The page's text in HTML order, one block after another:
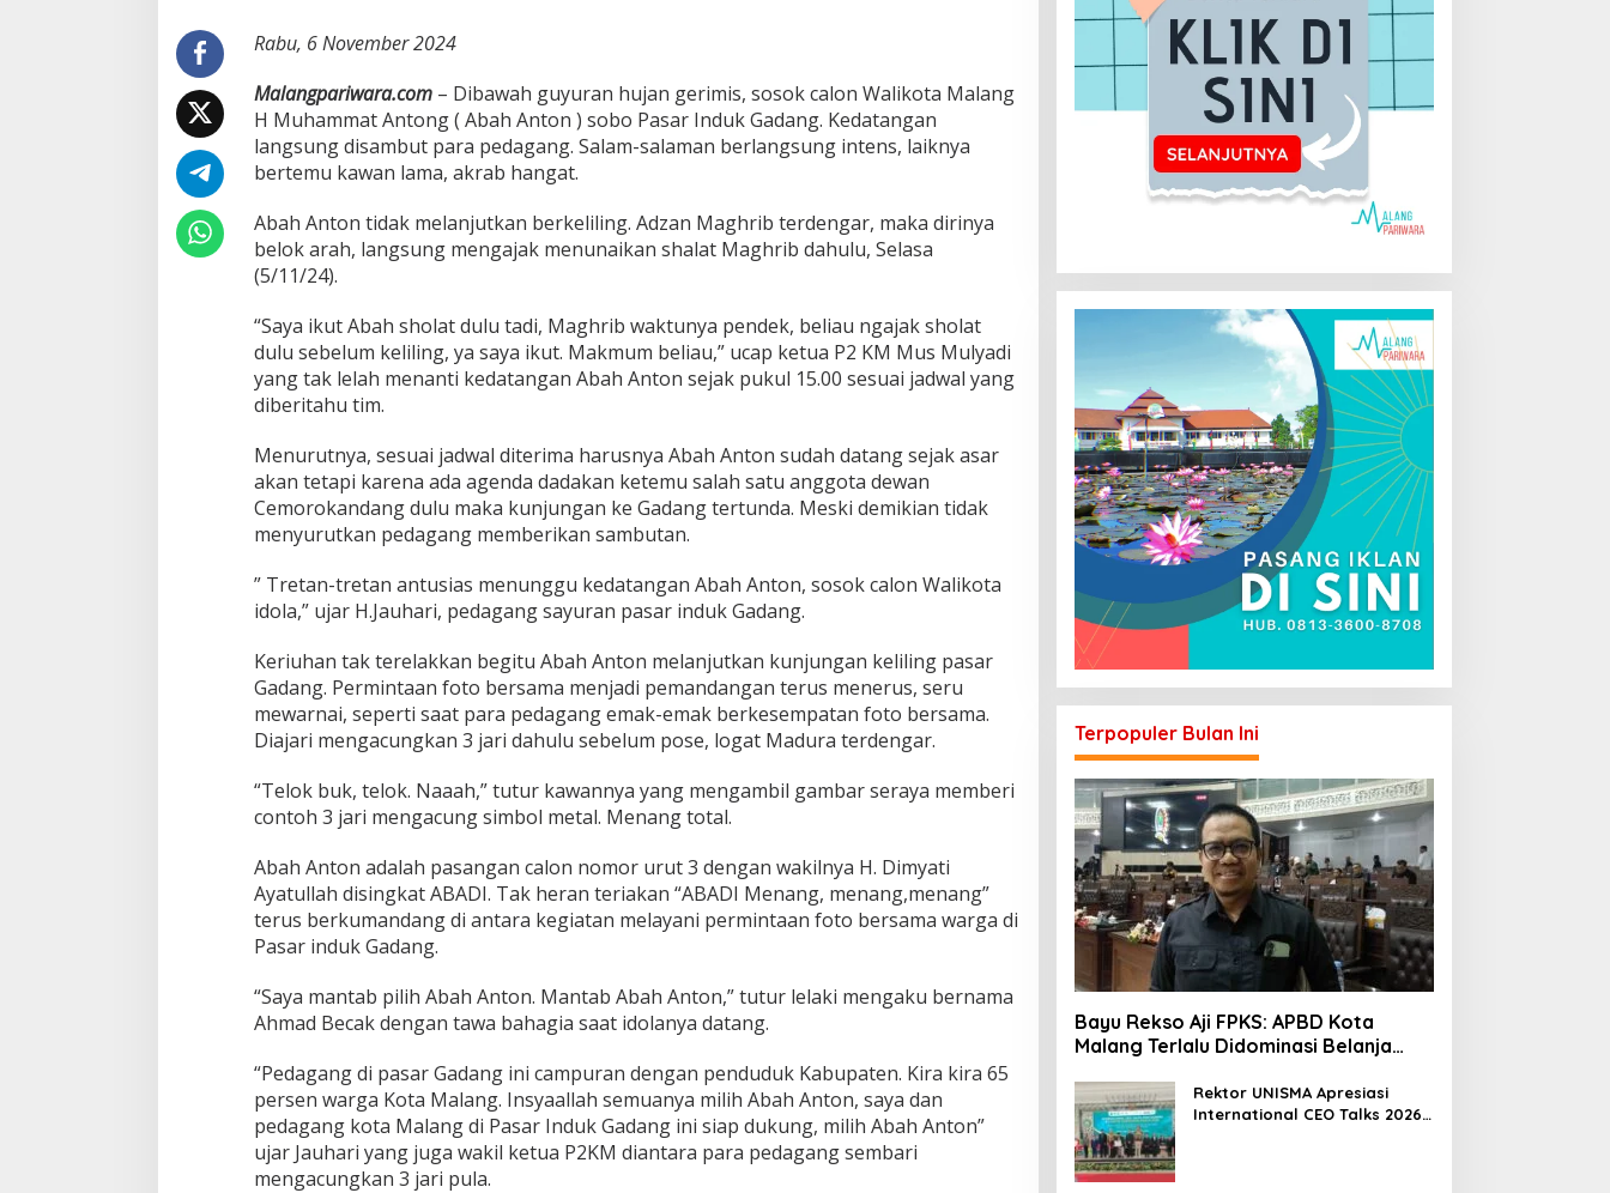
A
n
o
n
C
a
n
k
r
u
i
P
a
s
I
n
d
u
a
d
n
g
P
e
d
g
a
D
u
k
u
A
b
D
i
n
o
3
Rabu, 6 November 2024
Malangpariwara.com– Dibawah guyuran hujan gerimis, sosok calon Walikota Malang
H Muhammat Antong ( Abah Anton ) sobo Pasar Induk Gadang. Kedatangan
langsung disambut para pedagang. Salam-salaman berlangsung intens, laiknya
bertemu kawan lama, akrab hangat.
Abah Anton tidak melanjutkan berkeliling. Adzan Maghrib terdengar, maka dirinya
belok arah, langsung mengajak menunaikan shalat Maghrib dahulu, Selasa
(5/11/24).
“Saya ikut Abah sholat dulu tadi, Maghrib waktunya pendek, beliau ngajak sholat
dulu sebelum keliling, ya saya ikut. Makmum beliau,” ucap ketua P2 KM Mus Mulyadi
yang tak lelah menanti kedatangan Abah Anton sejak pukul 15.00 sesuai jadwal yang
diberitahu tim.
Menurutnya, sesuai jadwal diterima harusnya Abah Anton sudah datang sejak asar
akan tetapi karena ada agenda dadakan ketemu salah satu anggota dewan
Cemorokandang dulu maka kunjungan ke Gadang tertunda. Meski demikian tidak
menyurutkan pedagang memberikan sambutan.
” Tretan-tretan antusias menunggu kedatangan Abah Anton, sosok calon Walikota
idola,” ujar H.Jauhari, pedagang sayuran pasar induk Gadang.
Keriuhan tak terelakkan begitu Abah Anton melanjutkan kunjungan keliling pasar
Gadang. Permintaan foto bersama menjadi pemandangan terus menerus, seru
mewarnai, seperti saat para pedagang emak-emak berkesempatan foto bersama.
Diajari mengacungkan 3 jari dahulu sebelum pose, logat Madura terdengar.
“Telok buk, telok. Naaah,” tutur kawannya yang mengambil gambar seraya memberi
contoh 3 jari mengacung simbol metal. Menang total.
Abah Anton adalah pasangan calon nomor urut 3 dengan wakilnya H. Dimyati
Ayatullah disingkat ABADI. Tak heran teriakan “ABADI Menang, menang,menang”
terus berkumandang di antara kegiatan melayani permintaan foto bersama warga di
Pasar induk Gadang.
“Saya mantab pilih Abah Anton. Mantab Abah Anton,” tutur lelaki mengaku bernama
Ahmad Becak dengan tawa bahagia saat idolanya datang.
“Pedagang di pasar Gadang ini campuran dengan penduduk Kabupaten. Kira kira 65
persen warga Kota Malang. Insyaallah semuanya milih Abah Anton, saya dan
pedagang kota Malang di Pasar Induk Gadang ini siap dukung, milih Abah Anton”
ujar Jauhari yang juga wakil ketua P2KM diantara para pedagang sembari
mengacungkan 3 jari pula.
Terpopuler Bulan Ini
Bayu Rekso Aji FPKS: APBD Kota
Malang Terlalu Didominasi Belanja
Hasil
Rektor UNISMA Apresiasi
International CEO Talks 2026,